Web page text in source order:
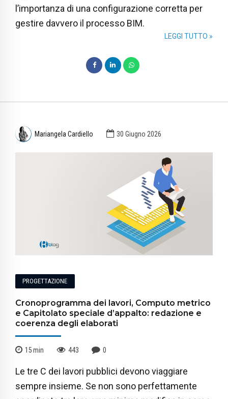
l’importanza di una configurazione corretta per
gestire davvero il processo BIM.
LEGGI TUTTO »
Mariangela Cardiello 30 Giugno 2026
PROGETTAZIONE
Cronoprogramma dei lavori, Computo metrico
e Capitolato speciale d’appalto: redazione e
coerenza degli elaborati
15min 443 0
Le tre C dei lavori pubblici devono viaggiare
sempre insieme. Se non sono perfettamente